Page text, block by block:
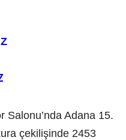
Salonu’nda Adana 15.
çekilişinde 2453